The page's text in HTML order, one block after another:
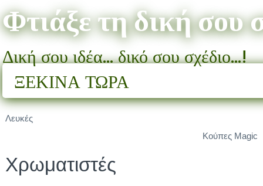
Φτιάξε τη δική σου
Δική σου ιδέα... δικό σου σχέδιο...!
ΞΕΚΙΝΑ ΤΩΡΑ
Λευκές
Κούπες Magic
Χρωματιστές